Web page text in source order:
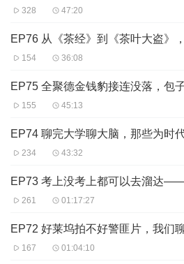
328 47:20
154 36:08
155 45:13
EP74 聊完大学聊大脑，那些为时
234 43:32
261 01:17:27
167 01:04:10